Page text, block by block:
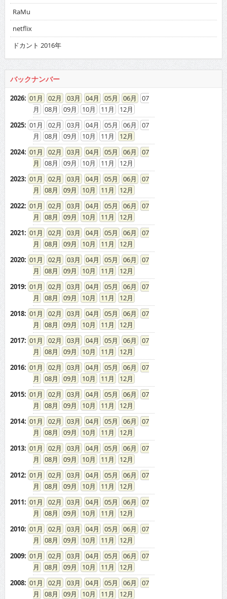
RaMu
netflix
ドカント 2016年
バックナンバー
2026: 01 02 03 04 05 06
07
08
09 10 11
12
2025: 01 02 03 04 05 06
07
08
09 10 11
12
2024: 01 02 03 04 05 06
07
08
09 10 11
12
2023: 01 02 03 04 05 06
07
08
09 10 11
12
2022: 01 02 03 04 05 06
07
08
09 10 11
12
2021: 01 02 03 04 05 06
07
08
09 10 11
12
2020: 01 02 03 04 05 06
07
08
09 10 11
12
2019: 01 02 03 04 05 06
07
08
09 10 11
12
2018: 01 02 03 04 05 06
07
08
09 10 11
12
2017: 01 02 03 04 05 06
07
08
09 10 11
12
2016: 01 02 03 04 05 06
07
08
09 10 11
12
2015: 01 02 03 04 05 06
07
08
09 10 11
12
2014: 01 02 03 04 05 06
07
08
09 10 11
12
2013: 01 02 03 04 05 06
07
08
09 10 11
12
2012: 01 02 03 04 05 06
07
08
09 10 11
12
2011: 01 02 03 04 05 06
07
08
09 10 11
12
2010: 01 02 03 04 05 06
07
08
09 10 11
12
2009: 01 02 03 04 05 06
07
08
09 10 11
12
2008: 01 02 03 04 05 06
07
08
09 10 11
12